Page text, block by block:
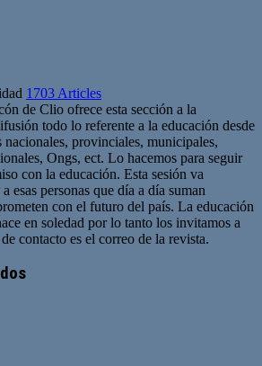
1703 Articles
de Clio ofrece esta sección a la
todo lo referente a la educación desde
nacionales, provinciales, municipales,
Ongs, ect. Lo hacemos para seguir
con la educación. Esta sesión va
esas personas que día a día suman
con el futuro del país. La educación
en soledad por lo tanto los invitamos a
contacto es el correo de la revista.